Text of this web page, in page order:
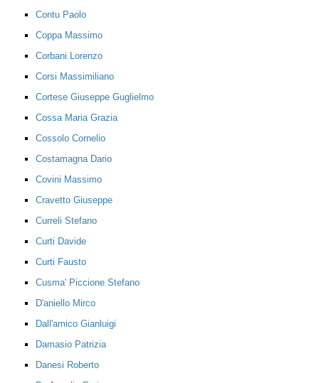
Contu Paolo
Coppa Massimo
Corbani Lorenzo
Corsi Massimiliano
Cortese Giuseppe Guglielmo
Cossa Maria Grazia
Cossolo Cornelio
Costamagna Dario
Covini Massimo
Cravetto Giuseppe
Curreli Stefano
Curti Davide
Curti Fausto
Cusma' Piccione Stefano
D'aniello Mirco
Dall'amico Gianluigi
Damasio Patrizia
Danesi Roberto